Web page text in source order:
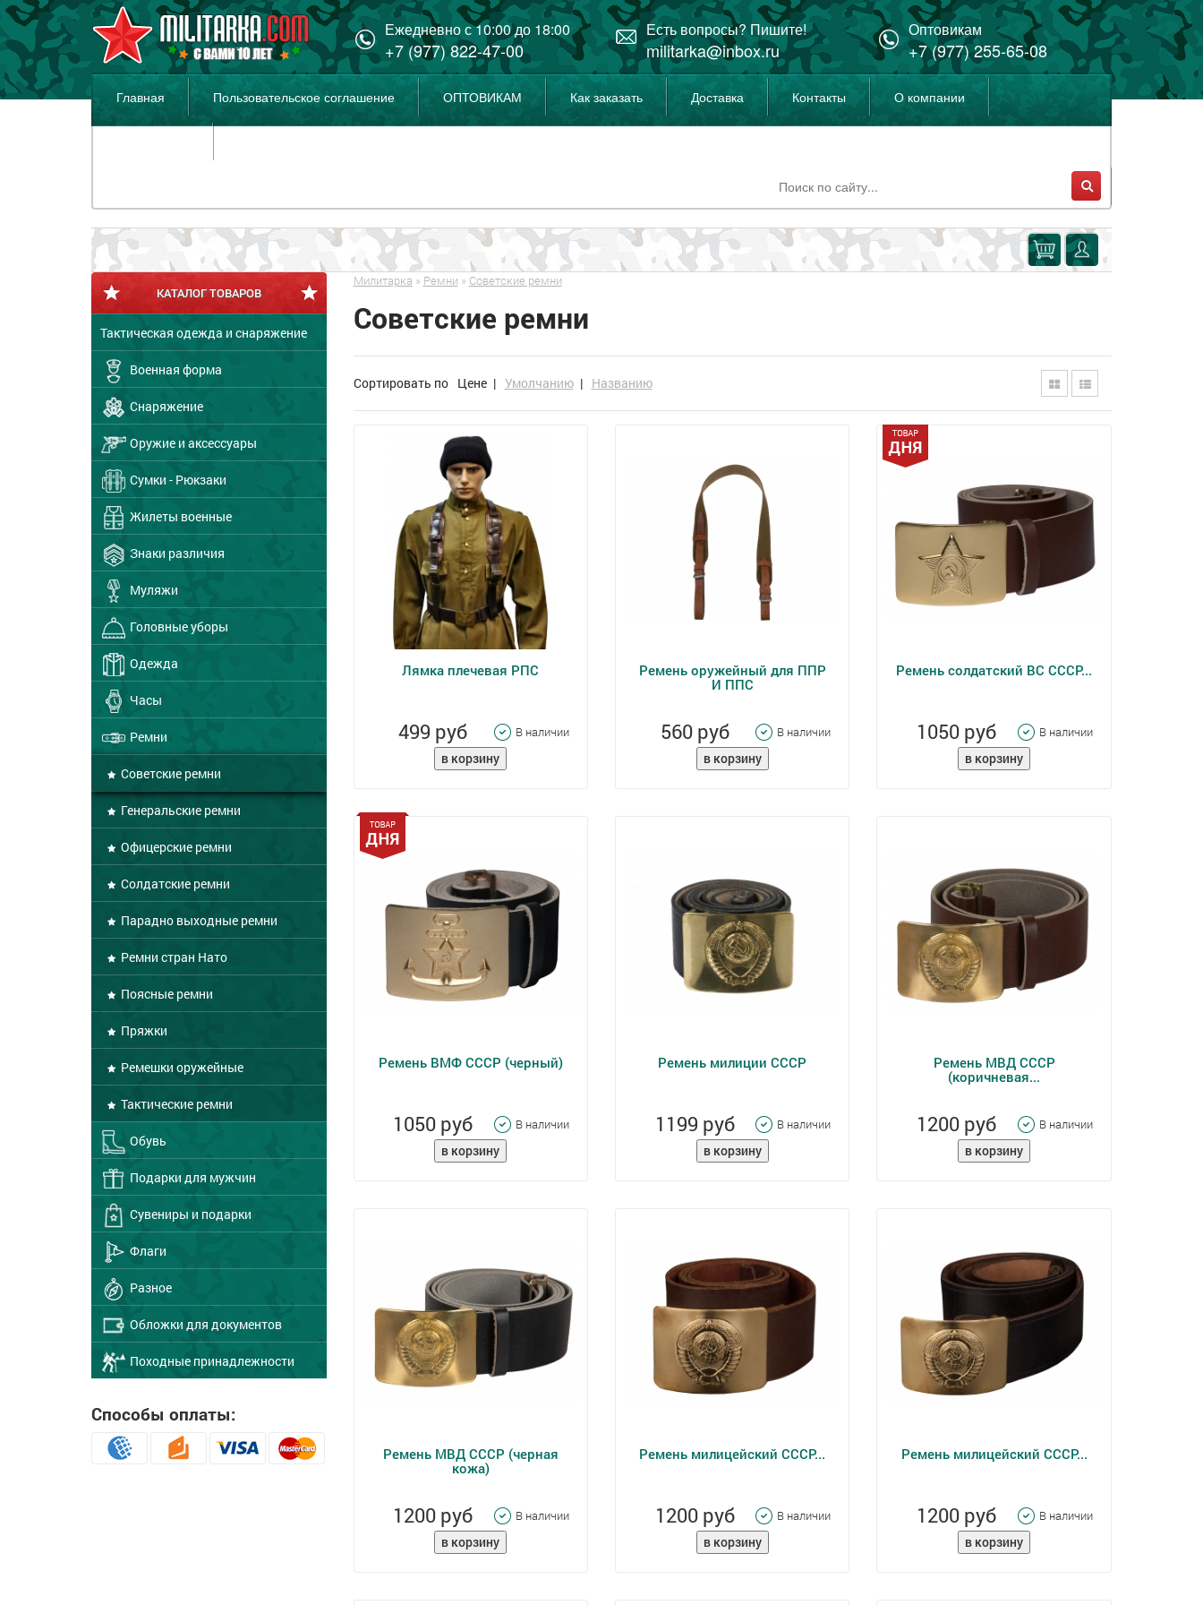
Ежедневно с 10:00 до 18:00
+7 (977) 822-47-00
Есть вопросы? Пишите!
militarka@inbox.ru
Оптовикам
+7 (977) 255-65-08
Главная Пользовательское соглашение ОПТОВИКАМ Как заказать Доставка Контакты О компании
КАТАЛОГ ТОВАРОВ
Тактическая одежда и снаряжение
Военная форма
Снаряжение
Оружие и аксессуары
Сумки - Рюкзаки
Жилеты военные
Знаки различия
Муляжи
Головные уборы
Одежда
Часы
Ремни
Советские ремни
Генеральские ремни
Офицерские ремни
Солдатские ремни
Парадно выходные ремни
Ремни стран Нато
Поясные ремни
Пряжки
Ремешки оружейные
Тактические ремни
Обувь
Подарки для мужчин
Сувениры и подарки
Флаги
Разное
Обложки для документов
Походные принадлежности
Способы оплаты:
Милитарка » Ремни » Советские ремни
Советские ремни
Сортировать по Цене | Умолчанию | Названию
Лямка плечевая РПС
499 руб В наличии
Ремень оружейный для ППР
И ППС
560 руб В наличии
Ремень солдатский ВС СССР...
1050 руб В наличии
Ремень ВМФ СССР (черный)
1050 руб В наличии
Ремень милиции СССР
1199 руб В наличии
Ремень МВД СССР
(коричневая...
1200 руб В наличии
Ремень МВД СССР (черная
кожа)
1200 руб В наличии
Ремень милицейский СССР...
1200 руб В наличии
Ремень милицейский СССР...
1200 руб В наличии